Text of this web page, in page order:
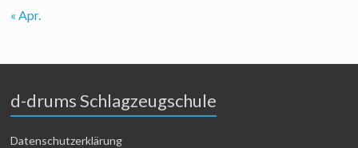
« Apr.
d-drums Schlagzeugschule
Datenschutzerklärung